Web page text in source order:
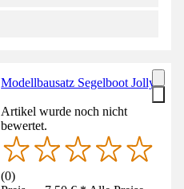
Modellbausatz Segelboot Jolly
Artikel wurde noch nicht
bewertet.
(0)